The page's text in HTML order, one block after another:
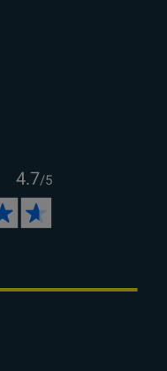
4.7/5